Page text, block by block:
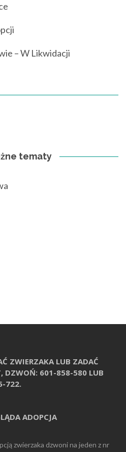
– W Likwidacji
tematy
ZWIERZAKA LUB ZADAĆ
DZWOŃ: 601-858-580 LUB
722.
ADOPCJA
zwierzaka dzwoni na jeden z nr